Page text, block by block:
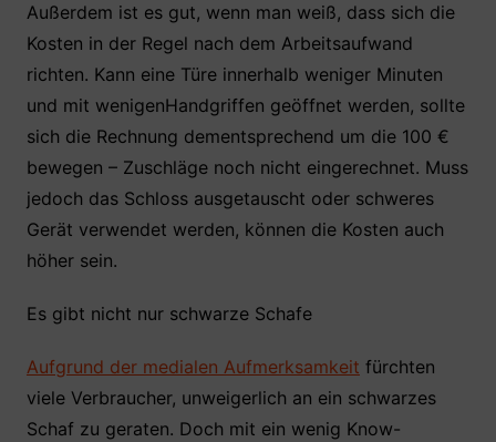
Außerdem ist es gut, wenn man weiß, dass sich die
Kosten in der Regel nach dem Arbeitsaufwand
richten. Kann eine Türe innerhalb weniger Minuten
und mit wenigenHandgriffen geöffnet werden, sollte
sich die Rechnung dementsprechend um die 100 €
bewegen – Zuschläge noch nicht eingerechnet. Muss
jedoch das Schloss ausgetauscht oder schweres
Gerät verwendet werden, können die Kosten auch
höher sein.
Es gibt nicht nur schwarze Schafe
Aufgrund der medialen Aufmerksamkeit fürchten
viele Verbraucher, unweigerlich an ein schwarzes
Schaf zu geraten. Doch mit ein wenig Know-